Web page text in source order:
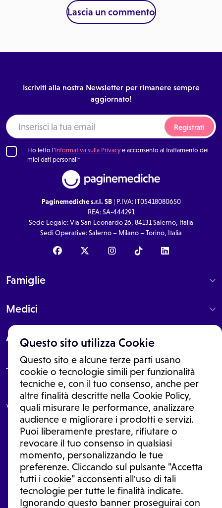
Questo sito utilizza Cookie
Questo sito e alcune terze parti usano
cookie o tecnologie simili per funzionalità
tecniche e, con il tuo consenso, anche per
altre finalità descritte nella Cookie Policy,
quali misurare le performance, analizzare
audience e migliorare i prodotti e servizi.
Puoi liberamente prestare, rifiutare o
revocare il tuo consenso in qualsiasi
momento, personalizzando le tue
preferenze. Cliccando sul pulsante "Accetta
tutti i cookie" acconsenti all'uso di tali
tecnologie per tutte le finalità indicate.
Ignorando questo banner proseguirai con
Lascia un commento
Iscriviti alla nostra Newsletter per rimanere sempre
aggiornato!
Registrati
Ho letto l'Informativa sulla Privacye acconsento al trattamento dei
miei dati personali*
Paginemediche s.r.l. SB| P.IVA: IT05418080650
REA: SA-444291
Sede Legale: Via San Leonardo 26, 84131 Salerno, Italia
Sedi Operative: Salerno – Milano – Torino, Italia
Famiglie
Medici
About
Le informazioni proposte in questo sito non sono un consulto medico.
In nessun caso, queste informazioni sostituiscono un consulto, una
visita o una diagnosi formulata dal medico. Non si devono considerare
le informazioni disponibili come suggerimenti per la formulazione di
una diagnosi, la determinazione di un trattamento o l'assunzione o
sospensione di un farmaco senza prima consultare un medico di
medicina generale o uno specialista.
Condizioni di utilizzo|Privacy Policy |Gestione Cookie
Ⓒ 2026 | Tutti i diritti riservati.